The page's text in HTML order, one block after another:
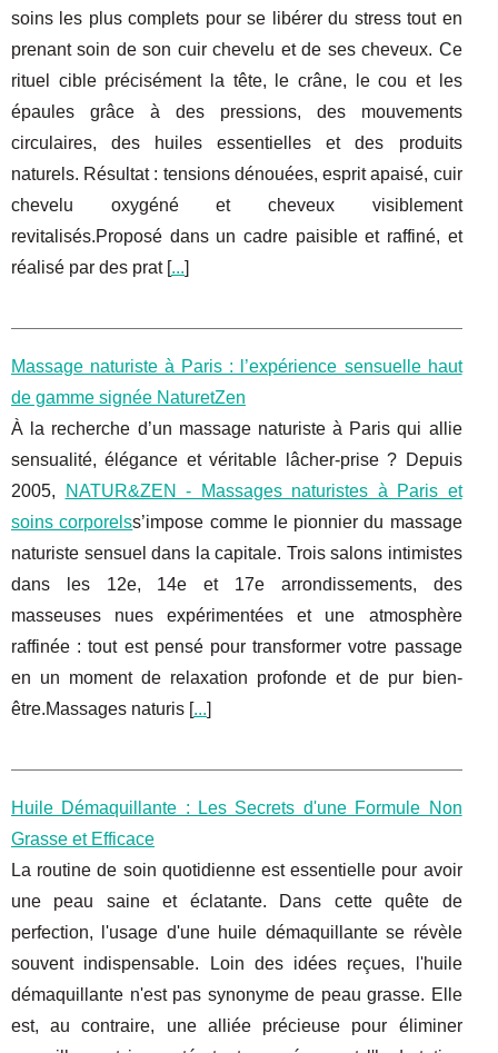
soins les plus complets pour se libérer du stress tout en
prenant soin de son cuir chevelu et de ses cheveux. Ce
rituel cible précisément la tête, le crâne, le cou et les
épaules grâce à des pressions, des mouvements
circulaires, des huiles essentielles et des produits
naturels. Résultat : tensions dénouées, esprit apaisé, cuir
chevelu oxygéné et cheveux visiblement
revitalisés.Proposé dans un cadre paisible et raffiné, et
réalisé par des prat [...]
Massage naturiste à Paris : l’expérience sensuelle haut
de gamme signée NaturetZen
À la recherche d’un massage naturiste à Paris qui allie
sensualité, élégance et véritable lâcher-prise ? Depuis
2005,
NATUR&ZEN - Massages naturistes à Paris et
soins corporelss’impose comme le pionnier du massage
naturiste sensuel dans la capitale. Trois salons intimistes
dans les 12e, 14e et 17e arrondissements, des
masseuses nues expérimentées et une atmosphère
raffinée : tout est pensé pour transformer votre passage
en un moment de relaxation profonde et de pur bien-
être.Massages naturis [...]
Huile Démaquillante : Les Secrets d'une Formule Non
Grasse et Efficace
La routine de soin quotidienne est essentielle pour avoir
une peau saine et éclatante. Dans cette quête de
perfection, l'usage d'une huile démaquillante se révèle
souvent indispensable. Loin des idées reçues, l'huile
démaquillante n'est pas synonyme de peau grasse. Elle
est, au contraire, une alliée précieuse pour éliminer